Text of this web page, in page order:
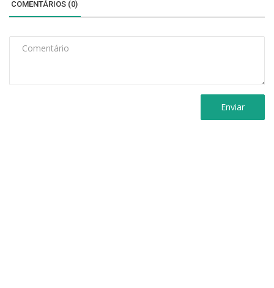
COMENTÁRIOS (0)
Enviar